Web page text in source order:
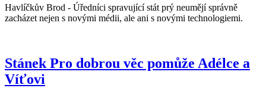
Havlíčkův Brod - Úředníci spravující stát prý neumějí správně
zacházet nejen s novými médii, ale ani s novými technologiemi.
Stánek Pro dobrou věc pomůže Adélce a
Víťovi